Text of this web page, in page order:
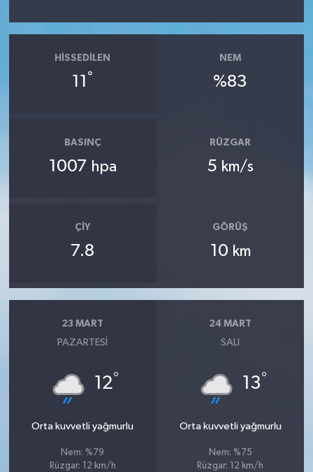
HISSEDILEN
11 °
NEM
%83
BASINÇ
1007 hpa
RÜZGAR
5 km/s
ÇIY
7.8
GÖRÜŞ
10 km
23 MART
PAZARTESI
12°
Orta kuvvetli yağmurlu
Nem: %79
Rüzgar: 12 km/h
24 MART
SALI
13°
Orta kuvvetli yağmurlu
Nem: %75
Rüzgar: 12 km/h